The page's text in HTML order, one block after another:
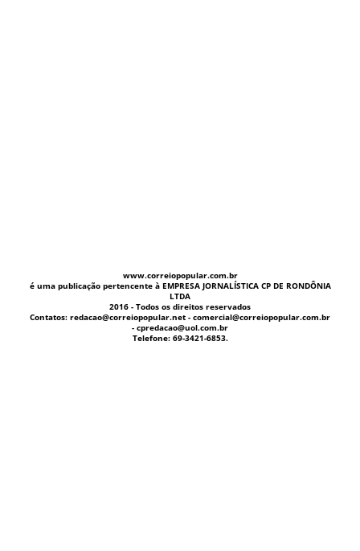
www.correiopopular.com.br
é uma publicação pertencente à EMPRESA JORNALÍSTICA CP DE RONDÔNIA
LTDA
2016 - Todos os direitos reservados
Contatos: redacao@correiopopular.net - comercial@correiopopular.com.br
- cpredacao@uol.com.br
Telefone: 69-3421-6853.